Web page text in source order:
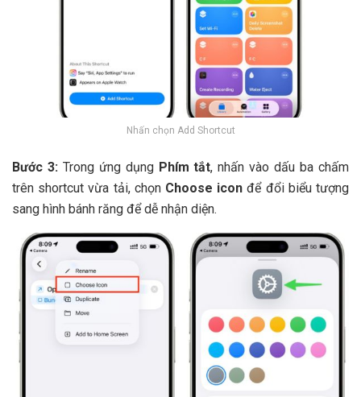
Nhấn chọn Add Shortcut
Bước 3:Trong ứng dụngPhím tắt, nhấn vào dấu ba chấm
trên shortcut vừa tải, chọnChoose icon để đổi biểu tượng
sang hình bánh răng để dễ nhận diện.